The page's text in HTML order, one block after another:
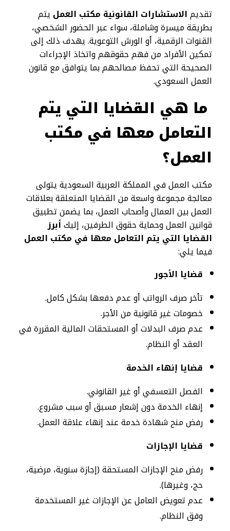
تقديمالاستشارات القانونية مكتب العمل يتم
بطريقة ميسرة وشاملة، سواء عبر الحضور الشخصي،
القنوات الرقمية، أو الورش التوعوية. يهدف ذلك إلى
تمكين الأفراد من فهم حقوقهم واتخاذ الإجراءات
الصحيحة التي تحفظ مصالحهم بما يتوافق مع قانون
العمل السعودي.
ما هي القضايا التي يتم
التعامل معها في مكتب
العمل؟
مكتب العمل في المملكة العربية السعودية يتولى
معالجة مجموعة واسعة من القضايا المتعلقة بعلاقات
العمل بين العمال وأصحاب العمل، بما يضمن تطبيق
قوانين العمل وحماية حقوق الطرفين، إليكأبرز
القضايا التي يتم التعامل معها في مكتب العمل
فيما يلي:
قضايا الأجور
تأخر صرف الرواتب أو عدم دفعها بشكل كامل.
خصومات غير قانونية من الأجر.
عدم صرف البدلات أو المستحقات المالية المقررة في
العقد أو النظام.
قضايا إنهاء الخدمة
الفصل التعسفي أو غير القانوني.
إنهاء الخدمة دون إشعار مسبق أو سبب مشروع.
رفض منح شهادة خدمة عند إنهاء علاقة العمل.
قضايا الإجازات
رفض منح الإجازات المستحقة (إجازة سنوية، مرضية،
حج، وغيرها).
عدم تعويض العامل عن الإجازات غير المستخدمة
وفق النظام.